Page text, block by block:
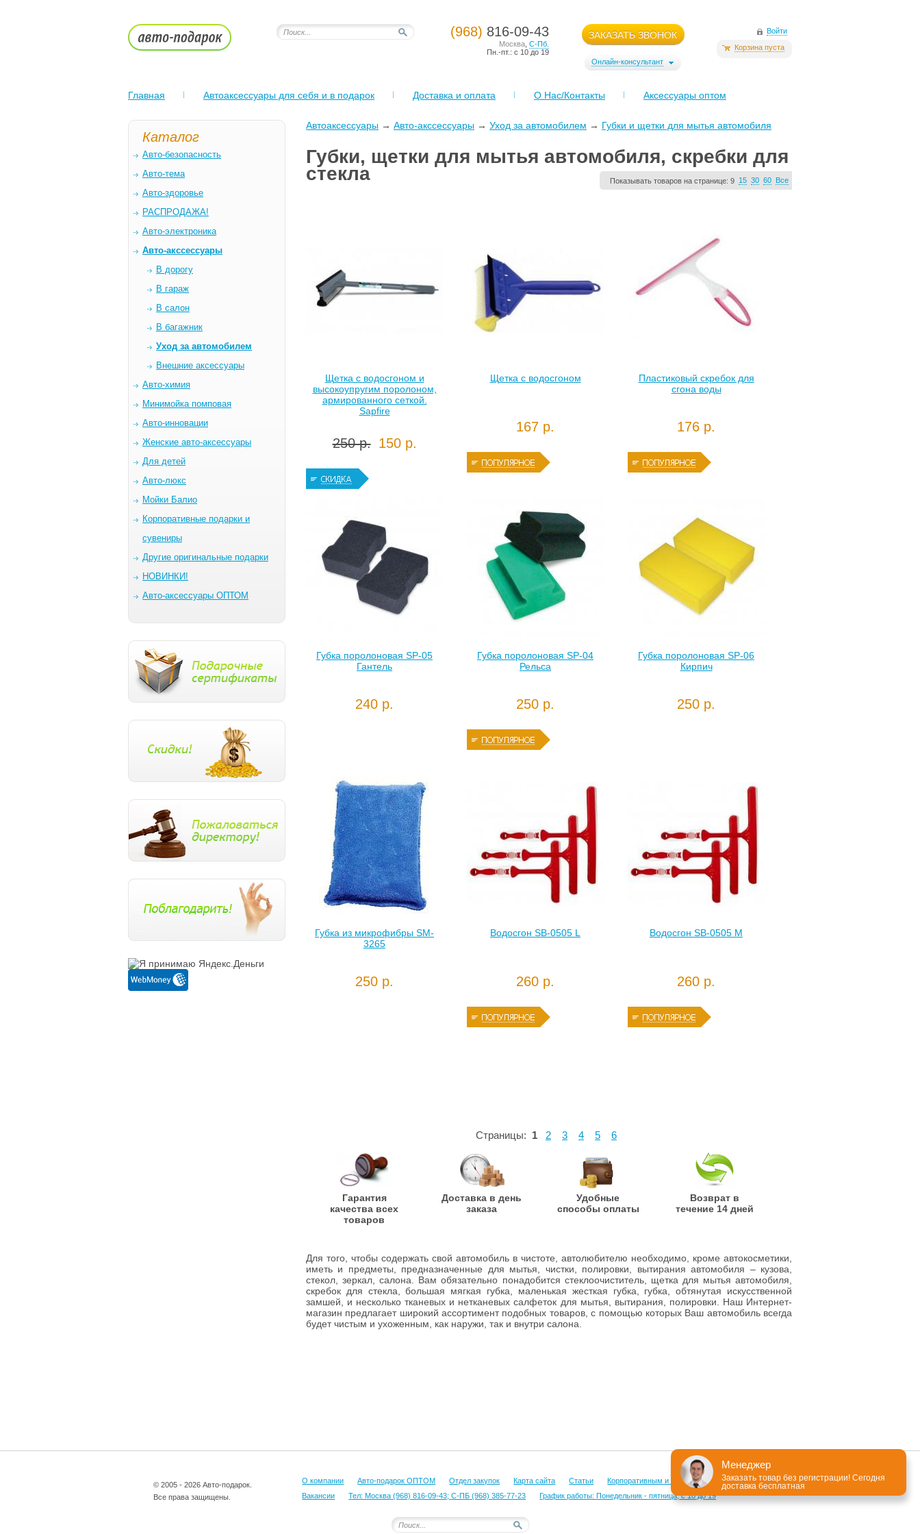
(968) 816-09-43
Москва С-Пб.
Пн.-пт.: с 10 до 19
ЗАКАЗАТЬ ЗВОНОК
Онлайн-консультант
Войти
Корзина пуста
Главная Автоаксессуары для себя и в подарок Доставка и оплата О Нас/Контакты Аксессуары оптом
Каталог
Авто-безопасность
Авто-тема
Авто-здоровье
РАСПРОДАЖА!
Авто-электроника
Авто-акссессуары
В дорогу
В гараж
В салон
В багажник
Уход за автомобилем
Внешние аксессуары
Авто-химия
Минимойка помповая
Авто-инновации
Женские авто-аксессуары
Для детей
Авто-люкс
Мойки Балио
Корпоративные подарки и
сувениры
Другие оригинальные подарки
НОВИНКИ!
Авто-аксессуары ОПТОМ
Автоаксессуары → Авто-акссессуары → Уход за автомобилем → Губки и щетки для мытья автомобиля
Губки, щетки для мытья автомобиля, скребки для
стекла
Показывать товаров на странице: 9 15 30 60 Все
Щетка с водосгоном и
высокоупругим поролоном,
армированного сеткой.
Sapfire
250 р. 150 р.
Щетка с водосгоном
167 р.
Пластиковый скребок для
сгона воды
176 р.
Губка поролоновая SP-05
Гантель
240 р.
Губка поролоновая SP-04
Рельса
250 р.
Губка поролоновая SP-06
Кирпич
250 р.
Губка из микрофибры SM-
3265
250 р.
Водосгон SB-0505 L
260 р.
Водосгон SB-0505 M
260 р.
Страницы: 1 2 3 4 5 6
Гарантия
качества всех
товаров
Доставка в день
заказа
Удобные
способы оплаты
Возврат в
течение 14 дней
Для того, чтобы содержать свой автомобиль в чистоте, автолюбителю необходимо, кроме автокосметики,
иметь и предметы, предназначенные для мытья, чистки, полировки, вытирания автомобиля – кузова,
стекол, зеркал, салона. Вам обязательно понадобится стеклоочиститель, щетка для мытья автомобиля,
скребок для стекла, большая мягкая губка, маленькая жесткая губка, губка, обтянутая искусственной
замшей, и несколько тканевых и нетканевых салфеток для мытья, вытирания, полировки. Наш Интернет-
магазин предлагает широкий ассортимент подобных товаров, с помощью которых Ваш автомобиль всегда
будет чистым и ухоженным, как наружи, так и внутри салона.
© 2005 - 2026 Авто-подарок.
Все права защищены.
О компании Авто-подарок ОПТОМ Отдел закупок Карта сайта Статьи
Корпоративным и оптовым клиентам
Вакансии
Тел: Москва (968) 816-09-43; С-ПБ (968) 385-77-23 График работы: Понедельник - пятница, с 10 до 19
Менеджер
Заказать товар без регистрации! Сегодня
доставка бесплатная